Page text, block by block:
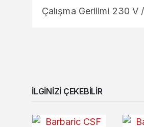
Çalışma Gerilimi 230 V
İLGINIZI ÇEKEBILIR